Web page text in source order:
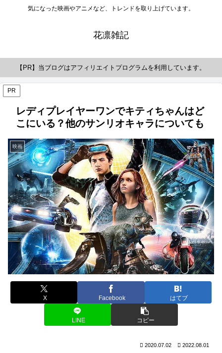
気になった映画やアニメなど、トレンドを取り上げています。
花凛雑記
【PR】当ブログはアフィリエイトプログラムを利用しています。
PR
レディプレイヤーワンでキティちゃんはど
こにいる？他のサンリオキャラについても
映画
X Facebook はてブ
LINE コピー
2020.07.02 2022.08.01